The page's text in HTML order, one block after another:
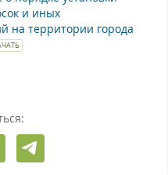
и иных
на территории города